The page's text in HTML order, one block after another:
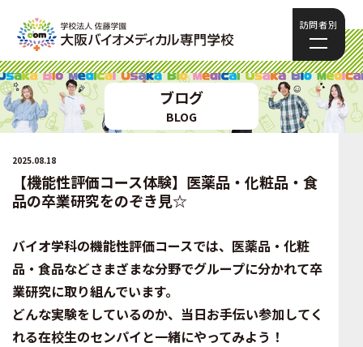
訪問者別
ブログ
BLOG
2025.08.18
【機能性評価コース体験】医薬品・化粧品・食
品の卒業研究をのぞき見☆
バイオ学科の機能性評価コースでは、医薬品・化粧
品・食品などさまざまな分野でグループに分かれて卒
業研究に取り組んでいます。
どんな実験をしているのか、当日お手伝い参加してく
れる在校生のセンパイと一緒にやってみよう！